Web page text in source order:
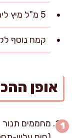
5 מ"ל מיץ לימון
קמח נוסף
אופן